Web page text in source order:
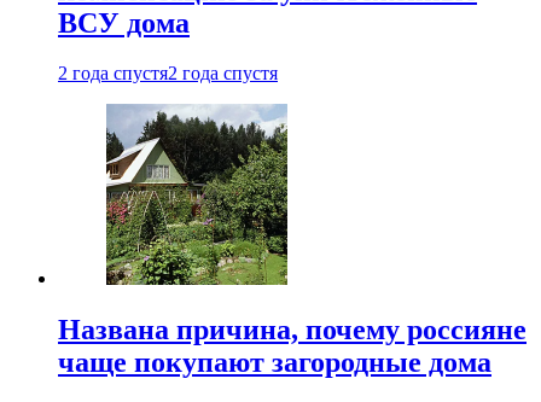
ВСУ дома
2 года спустя2 года спустя
Названа причина, почему россияне
чаще покупают загородные дома